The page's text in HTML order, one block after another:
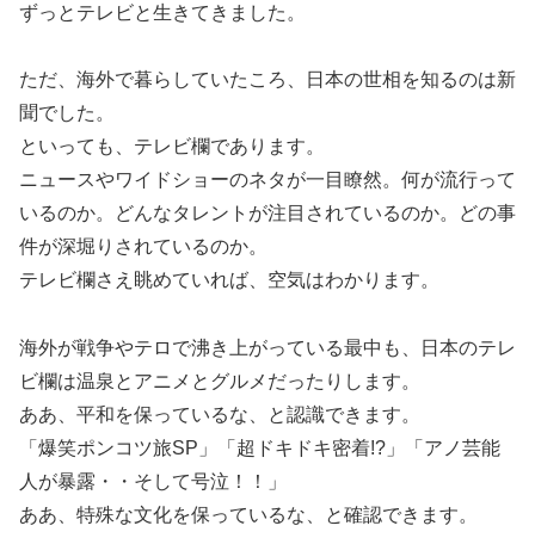
ずっとテレビと生きてきました。
ただ、海外で暮らしていたころ、日本の世相を知るのは新
聞でした。
といっても、テレビ欄であります。
ニュースやワイドショーのネタが一目瞭然。何が流行って
いるのか。どんなタレントが注目されているのか。どの事
件が深堀りされているのか。
テレビ欄さえ眺めていれば、空気はわかります。
海外が戦争やテロで沸き上がっている最中も、日本のテレ
ビ欄は温泉とアニメとグルメだったりします。
ああ、平和を保っているな、と認識できます。
「爆笑ポンコツ旅SP」「超ドキドキ密着!?」「アノ芸能
人が暴露・・そして号泣！！」
ああ、特殊な文化を保っているな、と確認できます。